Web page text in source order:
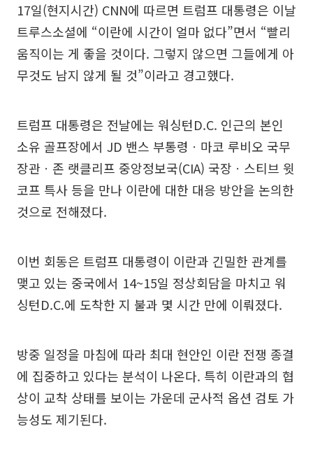
17일(현지시간) CNN에 따르면 트럼프 대통령은 이날
트루스소셜에 “이란에 시간이 얼마 없다”면서 “빨리
움직이는 게 좋을 것이다. 그렇지 않으면 그들에게 아
무것도 남지 않게 될 것”이라고 경고했다.
트럼프 대통령은 전날에는 워싱턴D.C. 인근의 본인
소유 골프장에서 JD 밴스 부통령ㆍ마코 루비오 국무
장관ㆍ존 랫클리프 중앙정보국(CIA) 국장ㆍ스티브 윗
코프 특사 등을 만나 이란에 대한 대응 방안을 논의한
것으로 전해졌다.
이번 회동은 트럼프 대통령이 이란과 긴밀한 관계를
맺고 있는 중국에서 14~15일 정상회담을 마치고 워
싱턴D.C.에 도착한 지 불과 몇 시간 만에 이뤄졌다.
방중 일정을 마침에 따라 최대 현안인 이란 전쟁 종결
에 집중하고 있다는 분석이 나온다. 특히 이란과의 협
상이 교착 상태를 보이는 가운데 군사적 옵션 검토 가
능성도 제기된다.